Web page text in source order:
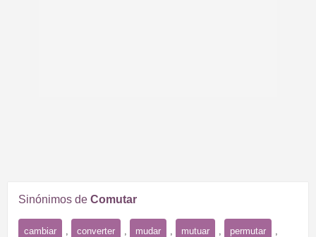
Sinónimos de Comutar
cambiar converter mudar mutuar permutar